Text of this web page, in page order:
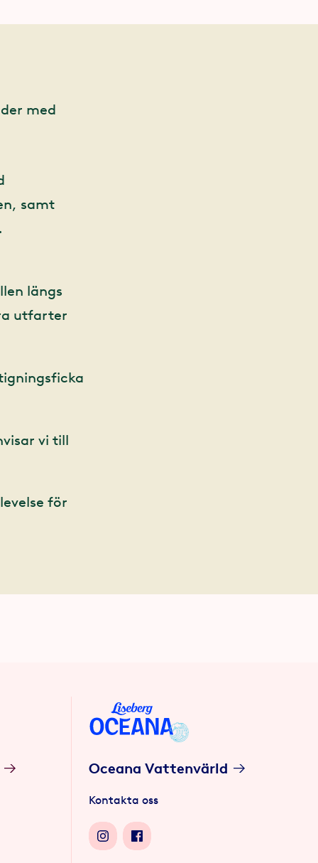
med
samt
längs
utfarter
vi till
för
Oceana Vattenvärld
Kontakta oss